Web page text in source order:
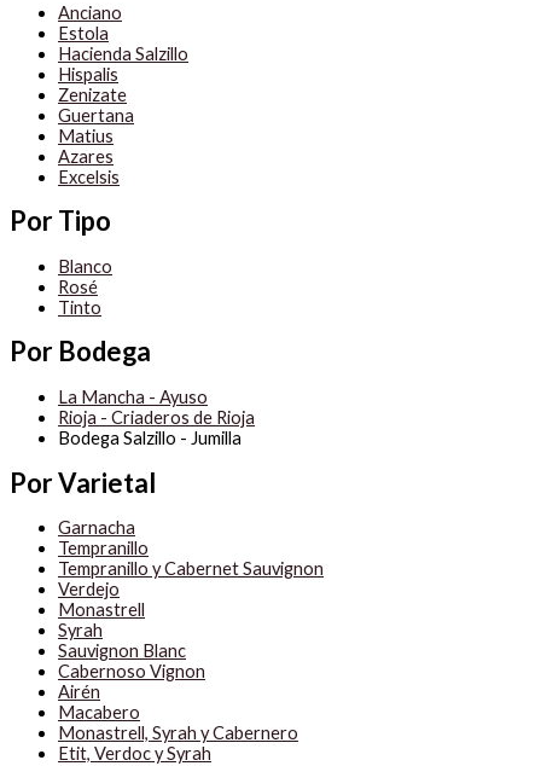
Anciano
Estola
Hacienda Salzillo
Hispalis
Zenizate
Guertana
Matius
Azares
Excelsis
Por Tipo
Blanco
Rosé
Tinto
Por Bodega
La Mancha - Ayuso
Rioja - Criaderos de Rioja
Bodega Salzillo - Jumilla
Por Varietal
Garnacha
Tempranillo
Tempranillo y Cabernet Sauvignon
Verdejo
Monastrell
Syrah
Sauvignon Blanc
Cabernoso Vignon
Airén
Macabero
Monastrell, Syrah y Cabernero
Etit, Verdoc y Syrah